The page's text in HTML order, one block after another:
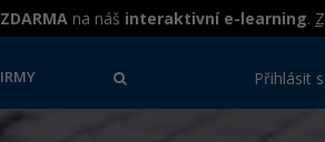
na náš interaktivní e-learning.
Přihlásit